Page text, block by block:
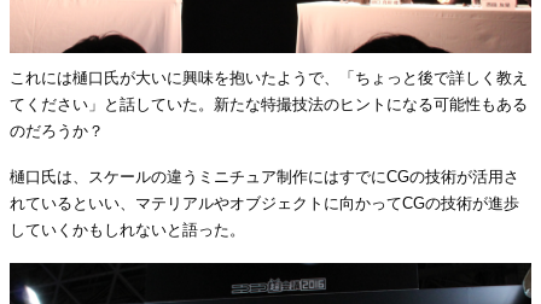
これには樋口氏が大いに興味を抱いたようで、「ちょっと後で詳しく教え
てください」と話していた。新たな特撮技法のヒントになる可能性もある
のだろうか？
樋口氏は、スケールの違うミニチュア制作にはすでにCGの技術が活用さ
れているといい、マテリアルやオブジェクトに向かってCGの技術が進歩
していくかもしれないと語った。